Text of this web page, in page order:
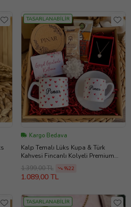
TASARLANABİLİR
Kargo Bedava
Kalp Temalı Lüks Kupa & Türk
Kahvesi Fincanlı Kolyeli Premium
Hediye Kutusu
1.399,00 TL %22
1.089,00 TL
TASARLANABİLİR